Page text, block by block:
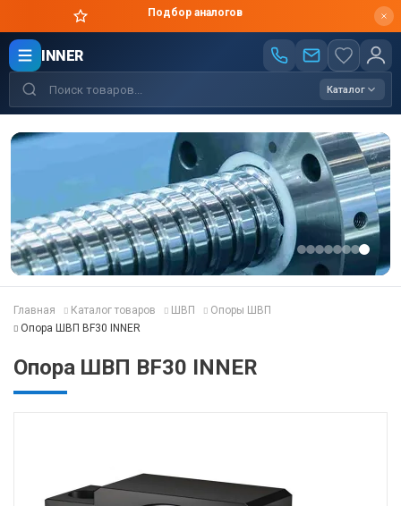
Подбор аналогов
INNER
Каталог
Главная Каталог товаров ШВП
Опоры ШВП
Опора ШВП BF30 INNER
Опора ШВП BF30 INNER